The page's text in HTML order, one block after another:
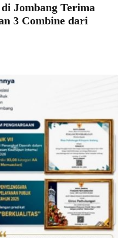
Jombang Terima
3 Combine dari